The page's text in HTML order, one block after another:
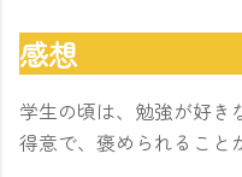
感
学生の頃は、勉強が好き
得意で、褒められること